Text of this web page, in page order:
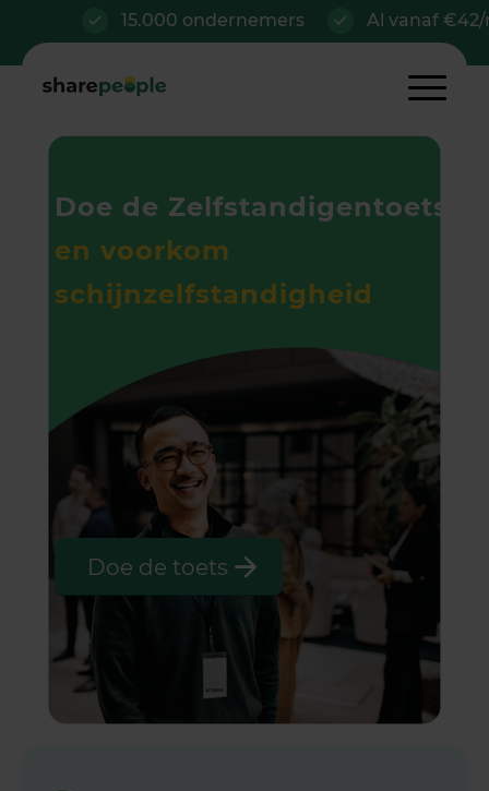
15.000 ondernemers Al vanaf €42/mnd
Doe de Zelfstandigentoetst
en voorkom
schijnzelfstandigheid
Doe de toets